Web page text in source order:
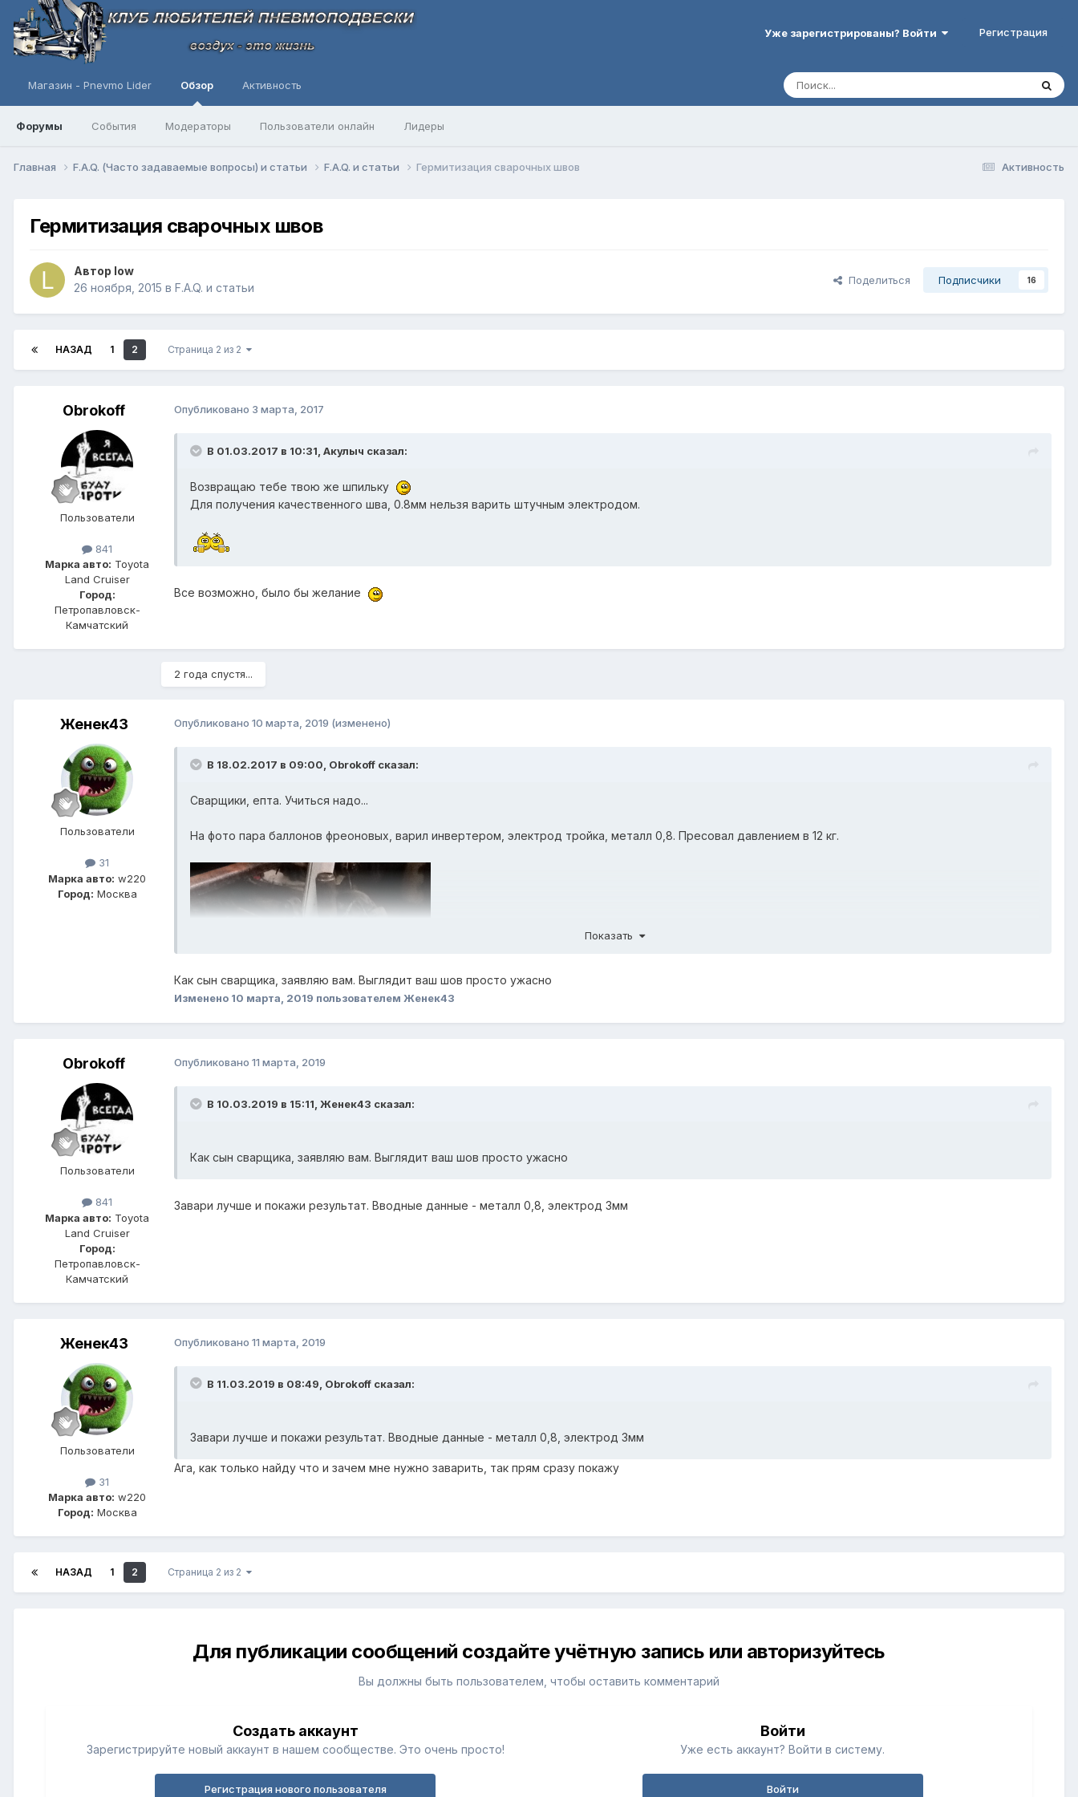
Уже зарегистрированы? Войти Регистрация
Магазин - Pnevmo Lider Обзор
Форумы События Модераторы Пользователи онлайн Лидеры
Активность
Активность
Главная F.A.Q. (Часто задаваемые вопросы) и статьи F.A.Q. и статьи Гермитизация сварочных швов
Гермитизация сварочных швов
Автор low
26 ноября, 2015 в F.A.Q. и статьи
Поделиться Подписчики 16
НАЗАД 1 2 Страница 2 из 2
Obrokoff
Пользователи
841
Марка авто: Toyota
Land Cruiser
Город:
Петропавловск-
Камчатский
Опубликовано 3 марта, 2017
В 01.03.2017 в 10:31, Акулыч сказал:
Возвращаю тебе твою же шпильку
Для получения качественного шва, 0.8мм нельзя варить штучным электродом.
Все возможно, было бы желание
2 года спустя...
Женек43
Пользователи
31
Марка авто: w220
Город: Москва
Опубликовано 10 марта, 2019 (изменено)
В 18.02.2017 в 09:00, Obrokoff сказал:
Сварщики, епта. Учиться надо...
На фото пара баллонов фреоновых, варил инвертером, электрод тройка, металл 0,8. Пресовал давлением в 12 кг.
Показать
Как сын сварщика, заявляю вам. Выглядит ваш шов просто ужасно
Изменено 10 марта, 2019 пользователем Женек43
Obrokoff
Пользователи
841
Марка авто: Toyota
Land Cruiser
Город:
Петропавловск-
Камчатский
Опубликовано 11 марта, 2019
В 10.03.2019 в 15:11, Женек43 сказал:
Как сын сварщика, заявляю вам. Выглядит ваш шов просто ужасно
Завари лучше и покажи результат. Вводные данные - металл 0,8, электрод 3мм
Женек43
Пользователи
31
Марка авто: w220
Город: Москва
Опубликовано 11 марта, 2019
В 11.03.2019 в 08:49, Obrokoff сказал:
Завари лучше и покажи результат. Вводные данные - металл 0,8, электрод 3мм
Ага, как только найду что и зачем мне нужно заварить, так прям сразу покажу
НАЗАД 1 2 Страница 2 из 2
Для публикации сообщений создайте учётную запись или авторизуйтесь
Вы должны быть пользователем, чтобы оставить комментарий
Создать аккаунт
Зарегистрируйте новый аккаунт в нашем сообществе. Это очень просто!
Регистрация нового пользователя
Войти
Уже есть аккаунт? Войти в систему.
Войти